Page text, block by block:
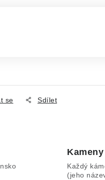
se Sdílet
Každý
(jeho